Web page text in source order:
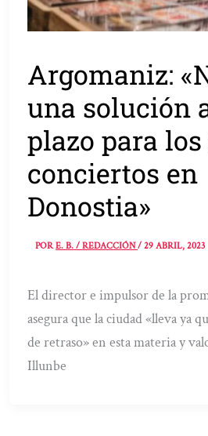
Argomaniz:
una solución
plazo para
conciertos en
Donostia»
PORE. B. / REDACCIÓN/29 ABRIL, 2023
El director e impulsor de la
asegura que la ciudad «lleva ya
de retraso» en esta materia y
Illunbe